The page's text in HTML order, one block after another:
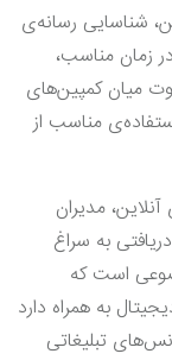
شناسایی رسانه‌ی
زمان مناسب،
میان کمپین‌های
مناسب از
مدیران
به سراغ
است که
به همراه دارد
تبلیغاتی